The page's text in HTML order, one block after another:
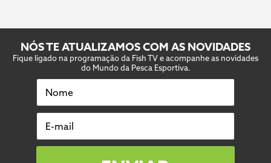
NÓS TE ATUALIZAMOS COM AS NOVIDADES
Fique ligado na programação da Fish TV e acompanhe as novidades
do Mundo da Pesca Esportiva.
Nome
E-mail